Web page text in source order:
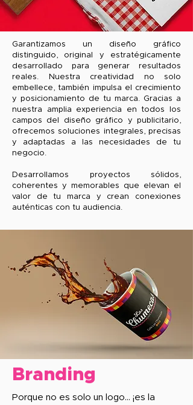
Garantizamos un diseño gráfico
distinguido, original y estratégicamente
desarrollado para generar resultados
reales. Nuestra creatividad no solo
embellece, también impulsa el crecimiento
y posicionamiento de tu marca. Gracias a
nuestra amplia experiencia en todos los
campos del diseño gráfico y publicitario,
ofrecemos soluciones integrales, precisas
y adaptadas a las necesidades de tu
negocio.
Desarrollamos proyectos sólidos,
coherentes y memorables que elevan el
valor de tu marca y crean conexiones
auténticas con tu audiencia.
Branding
Porque no es solo un logo… ¡es la